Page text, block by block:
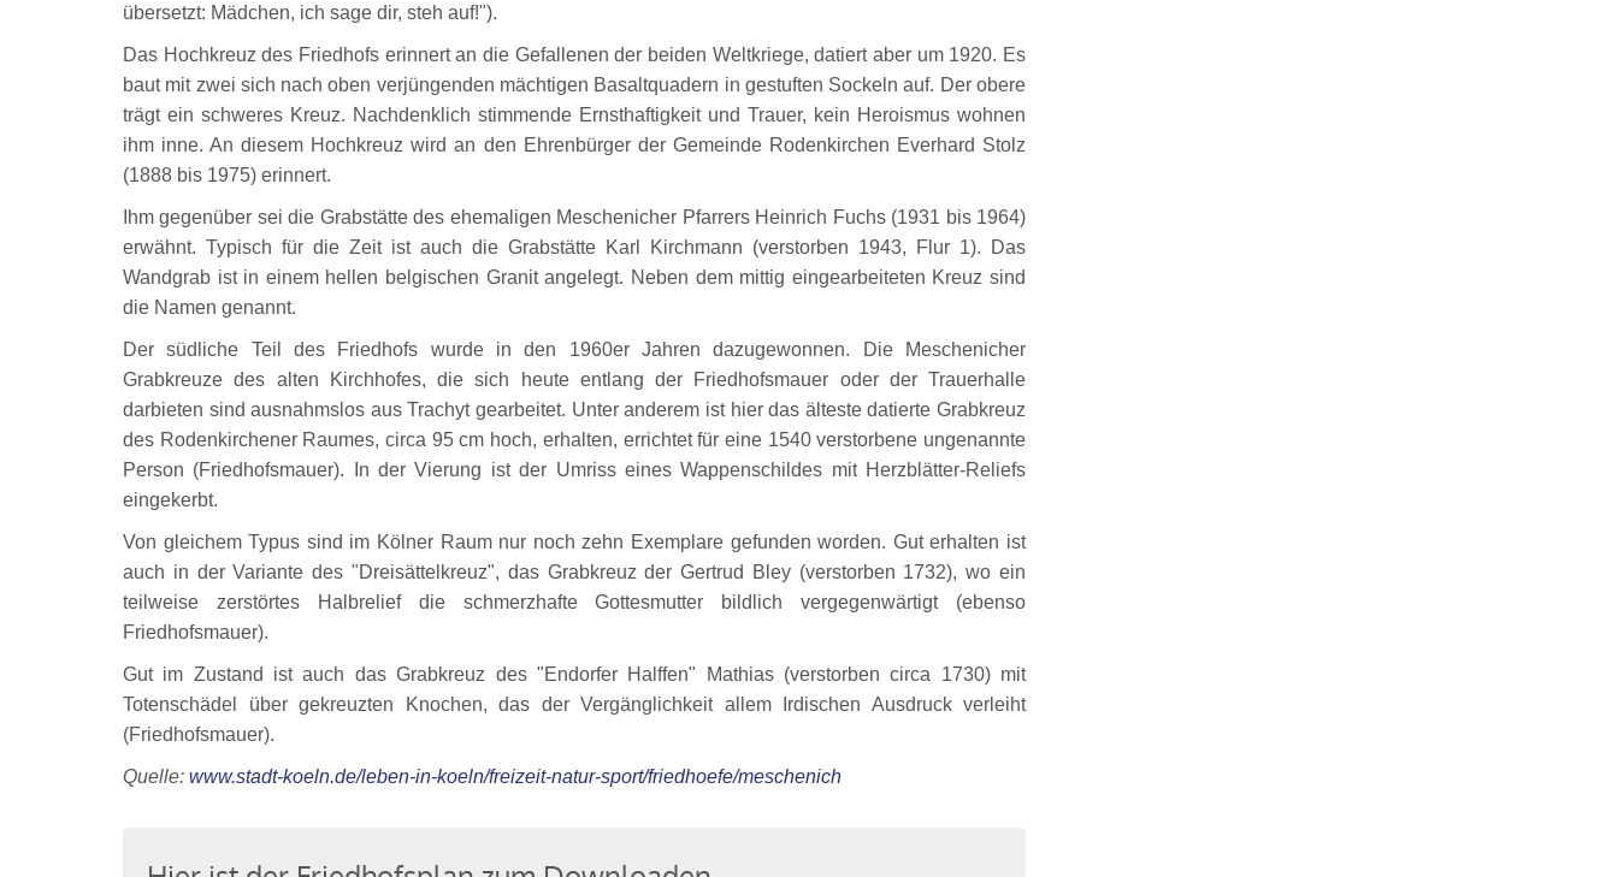
übersetzt: Mädchen, ich sage dir, steh auf!").
Das Hochkreuz des Friedhofs erinnert an die Gefallenen der beiden Weltkriege, datiert aber um 1920. Es
baut mit zwei sich nach oben verjüngenden mächtigen Basaltquadern in gestuften Sockeln auf. Der obere
trägt ein schweres Kreuz. Nachdenklich stimmende Ernsthaftigkeit und Trauer, kein Heroismus wohnen
ihm inne. An diesem Hochkreuz wird an den Ehrenbürger der Gemeinde Rodenkirchen Everhard Stolz
(1888 bis 1975) erinnert.
Ihm gegenüber sei die Grabstätte des ehemaligen Meschenicher Pfarrers Heinrich Fuchs (1931 bis 1964)
erwähnt. Typisch für die Zeit ist auch die Grabstätte Karl Kirchmann (verstorben 1943, Flur 1). Das
Wandgrab ist in einem hellen belgischen Granit angelegt. Neben dem mittig eingearbeiteten Kreuz sind
die Namen genannt.
Der südliche Teil des Friedhofs wurde in den 1960er Jahren dazugewonnen. Die Meschenicher
Grabkreuze des alten Kirchhofes, die sich heute entlang der Friedhofsmauer oder der Trauerhalle
darbieten sind ausnahmslos aus Trachyt gearbeitet. Unter anderem ist hier das älteste datierte Grabkreuz
des Rodenkirchener Raumes, circa 95 cm hoch, erhalten, errichtet für eine 1540 verstorbene ungenannte
Person (Friedhofsmauer). In der Vierung ist der Umriss eines Wappenschildes mit Herzblätter-Reliefs
eingekerbt.
Von gleichem Typus sind im Kölner Raum nur noch zehn Exemplare gefunden worden. Gut erhalten ist
auch in der Variante des "Dreisättelkreuz", das Grabkreuz der Gertrud Bley (verstorben 1732), wo ein
teilweise zerstörtes Halbrelief die schmerzhafte Gottesmutter bildlich vergegenwärtigt (ebenso
Friedhofsmauer).
Gut im Zustand ist auch das Grabkreuz des "Endorfer Halffen" Mathias (verstorben circa 1730) mit
Totenschädel über gekreuzten Knochen, das der Vergänglichkeit allem Irdischen Ausdruck verleiht
(Friedhofsmauer).
Quelle: www.stadt-koeln.de/leben-in-koeln/freizeit-natur-sport/friedhoefe/meschenich